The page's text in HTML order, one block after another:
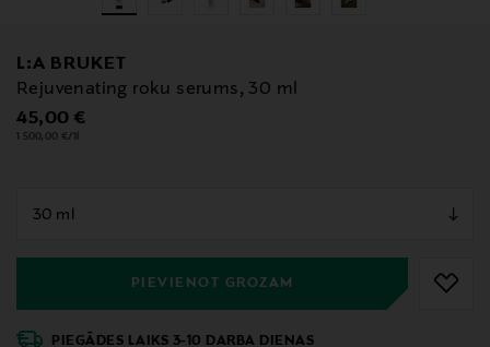
L:A BRUKET
Rejuvenating roku serums, 30 ml
Original Price
45,00 €
1 500,00 €/1l
PIEVIENOT GROZAM
PIEGĀDES LAIKS 3-10 DARBA DIENAS